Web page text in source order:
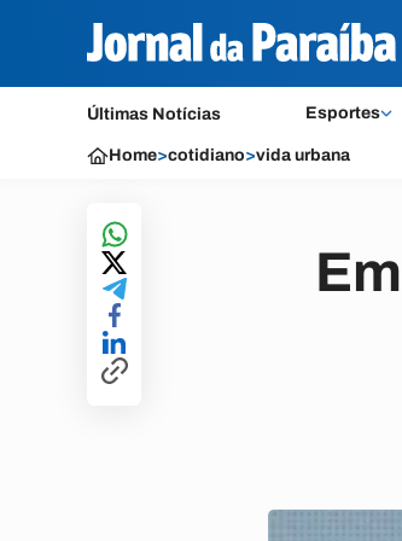
Últimas Notícias Esportes
Home>cotidiano>vida urbana